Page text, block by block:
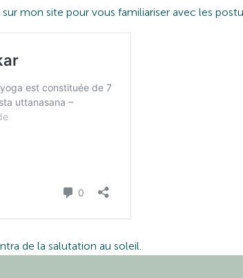
mon site pour vous familiariser avec les
de la salutation au soleil.